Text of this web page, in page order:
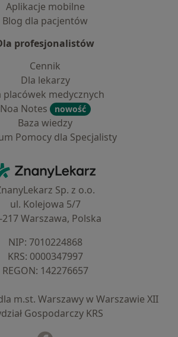
Aplikacje mobilne
Blog dla pacjentów
profesjonalistów
Cennik
Dla lekarzy
placówek medycznych
Noa Notes
nowość
Baza wiedzy
Pomocy dla Specjalisty
ZnanyLekarz - Strona główna
Sp. z o.o.
ul. Kolejowa 5/7
217 Warszawa, Polska
NIP: ⁠7010224868
KRS: ⁠0000347997
REGON: ⁠142276657
m.st. Warszawy w Warszawie XII
Gospodarczy KRS